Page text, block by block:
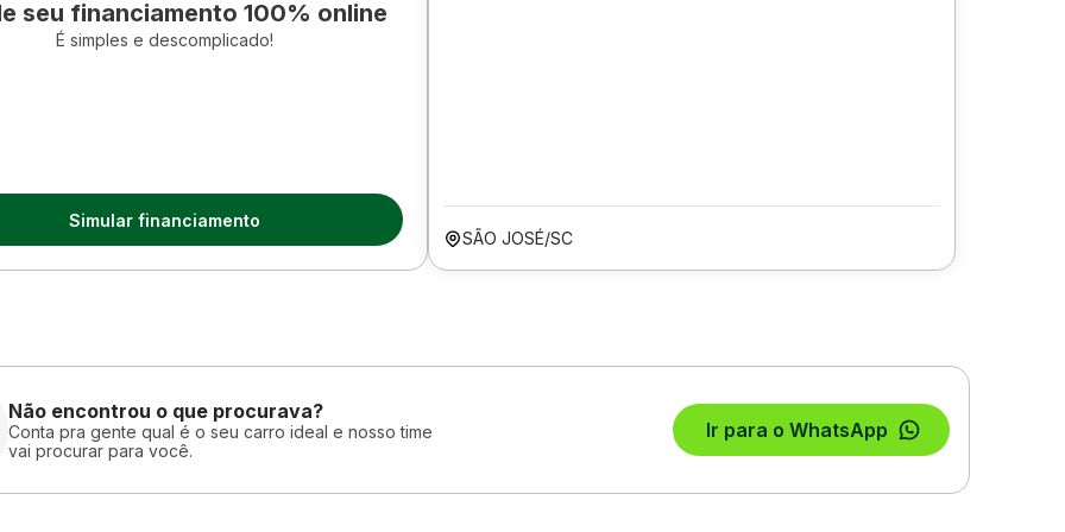
seu financiamento 100% online
É simples e descomplicado!
Simular financiamento
SÃO JOSÉ/SC
Não encontrou o que procurava?
Conta pra gente qual é o seu carro ideal e nosso time
vai procurar para você.
Ir para o WhatsApp